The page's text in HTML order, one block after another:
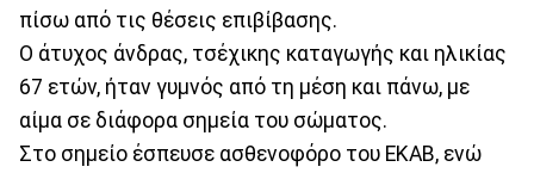
πίσω από τις θέσεις επιβίβασης.
Ο άτυχος άνδρας, τσέχικης καταγωγής και ηλικίας
67 ετών, ήταν γυμνός από τη μέση και πάνω, με
αίμα σε διάφορα σημεία του σώματος.
Στο σημείο έσπευσε ασθενοφόρο του ΕΚΑΒ, ενώ